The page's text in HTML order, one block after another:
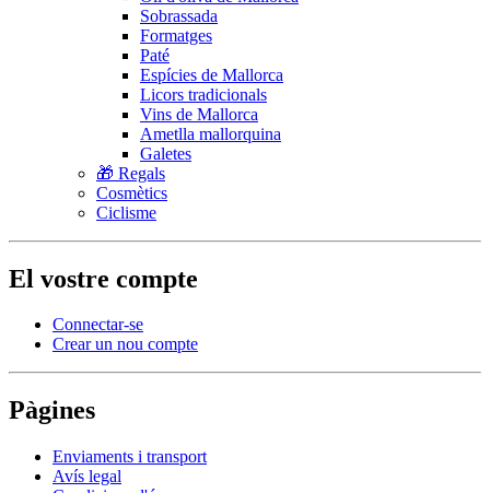
Sobrassada
Formatges
Paté
Espícies de Mallorca
Licors tradicionals
Vins de Mallorca
Ametlla mallorquina
Galetes
🎁 Regals
Cosmètics
Ciclisme
El vostre compte
Connectar-se
Crear un nou compte
Pàgines
Enviaments i transport
Avís legal